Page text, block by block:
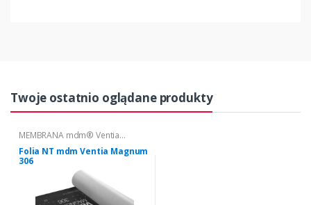
Twoje ostatnio oglądane produkty
MEMBRANA mdm® Ventia
MAGNUM
Folia NT mdm Ventia Magnum
306